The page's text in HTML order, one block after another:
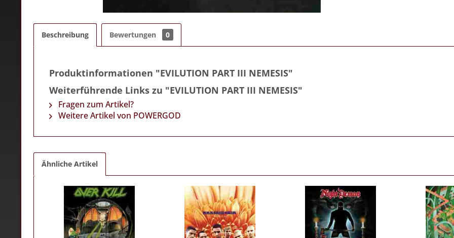
Beschreibung Bewertungen 0
Produktinformationen "EVILUTION PART III NEMESIS"
Weiterführende Links zu "EVILUTION PART III NEMESIS"
Fragen zum Artikel?
Weitere Artikel von POWERGOD
Ähnliche Artikel